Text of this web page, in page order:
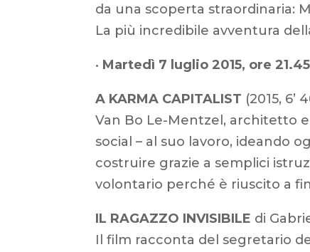
da una scoperta straordinaria:
La più incredibile avventura
• Martedì 7 luglio 2015, ore 21.45
A KARMA CAPITALIST (2015, 6’
Van Bo Le-Mentzel, architetto
social – al suo lavoro, ideando
costruire grazie a semplici
volontario perché è riuscito a
IL RAGAZZO INVISIBILE di
Il film racconta del segretario